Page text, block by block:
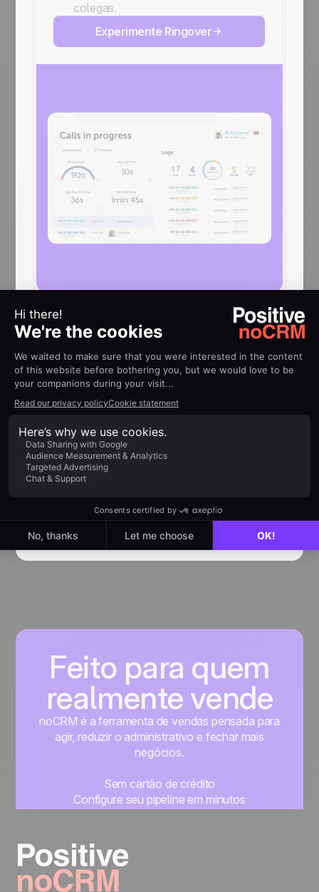
colegas.
Experimente Ringover
AJUDA
Guias de
implementação
Como usar a integração
Ringover e noCRM
Introdução à integração RingOver
Saiba mais
Feito para quem
realmente vende
noCRM é a ferramenta de vendas pensada para
agir, reduzir o administrativo e fechar mais
negócios.
Sem cartão de crédito
Configure seu pipeline em minutos